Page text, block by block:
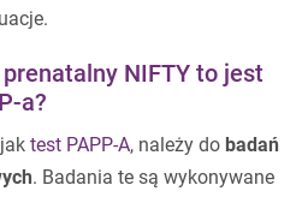
NIFTY to jest
a?
test PAPP-A, należy do badań
. Badania te są wykonywane